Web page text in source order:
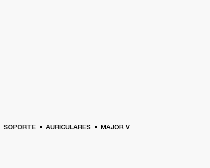
SOPORTE AURICULARES MAJOR V